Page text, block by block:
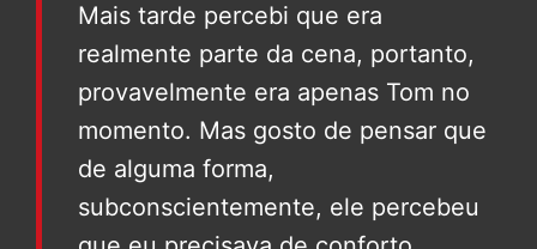
Mais tarde percebi que era
realmente parte da cena, portanto,
provavelmente era apenas Tom no
momento. Mas gosto de pensar que
de alguma forma,
subconscientemente, ele percebeu